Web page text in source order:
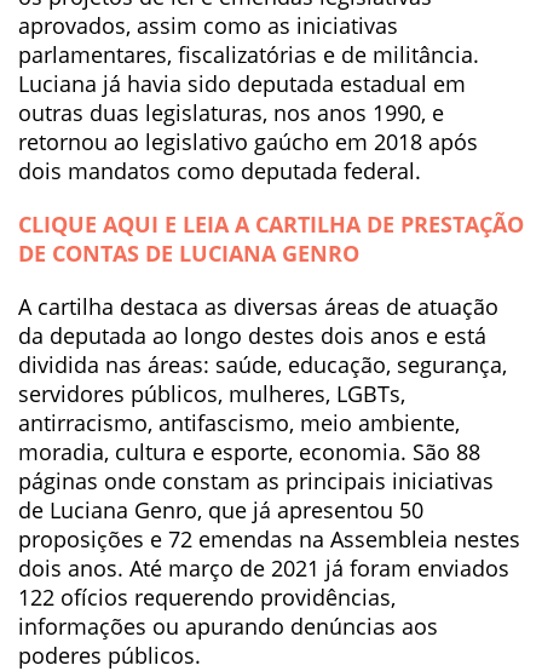
aprovados, assim como as iniciativas
parlamentares, fiscalizatórias e de militância.
Luciana já havia sido deputada estadual em
outras duas legislaturas, nos anos 1990, e
retornou ao legislativo gaúcho em 2018 após
dois mandatos como deputada federal.
CLIQUE AQUI E LEIA A CARTILHA DE PRESTAÇÃO
DE CONTAS DE LUCIANA GENRO
A cartilha destaca as diversas áreas de atuação
da deputada ao longo destes dois anos e está
dividida nas áreas: saúde, educação, segurança,
servidores públicos, mulheres, LGBTs,
antirracismo, antifascismo, meio ambiente,
moradia, cultura e esporte, economia. São 88
páginas onde constam as principais iniciativas
de Luciana Genro, que já apresentou 50
proposições e 72 emendas na Assembleia nestes
dois anos. Até março de 2021 já foram enviados
122 ofícios requerendo providências,
informações ou apurando denúncias aos
poderes públicos.